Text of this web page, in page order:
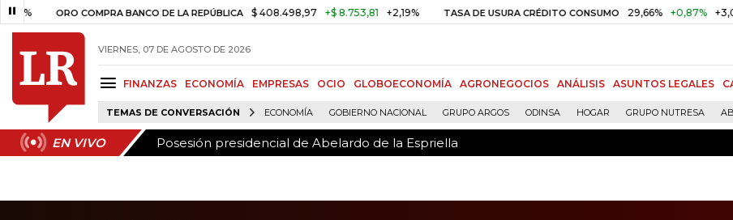
ORO COMPRA BANCO DE LA REPÚBLICA $ 408.498,97 +$ 8.753,81 +2,19% TASA DE USURA CRÉDITO CONSUMO 29,66% +0,87% +3,02%
VIERNES, 07 DE AGOSTO DE 2026
FINANZAS ECONOMÍA EMPRESAS OCIO GLOBOECONOMÍA AGRONEGOCIOS ANÁLISIS ASUNTOS LEGALES
TEMAS DE CONVERSACIÓN ECONOMÍA GOBIERNO NACIONAL GRUPO ARGOS ODINSA HOGAR GRUPO NUTRESA
EN VIVO Posesión presidencial de Abelardo de la Espriella
EN VIVO Posesión presidencial de Abelardo de la Espriella